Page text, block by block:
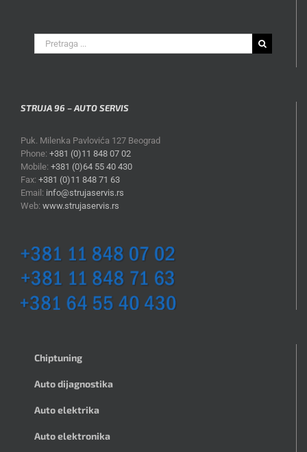
Search
for:
STRUJA 96 – AUTO SERVIS
Puk. Milenka Pavlovića 127 Beograd
Phone: +381 (0)11 848 07 02
Mobile: +381 (0)64 55 40 430
Fax: +381 (0)11 848 71 63
Email: info@strujaservis.rs
Web: www.strujaservis.rs
Chiptuning
Auto dijagnostika
Auto elektrika
Auto elektronika